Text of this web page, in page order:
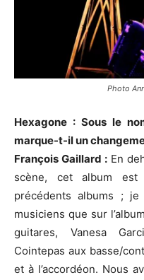
Photo
Hexagone : Sous le
marque-t-il un
François Gaillard : En
scène, cet album
précédents albums ;
musiciens que sur
guitares, Vanesa
Cointepas aux basse/
et à l’accordéon. Nous